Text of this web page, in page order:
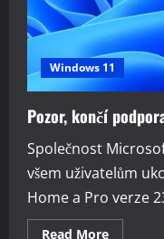
Windows 11
Pozor, končí
Společnost
všem uživatelům
Home a Pro verze
Read MoreRead